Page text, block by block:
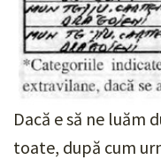
Dacă e să ne luăm
toate, după cum